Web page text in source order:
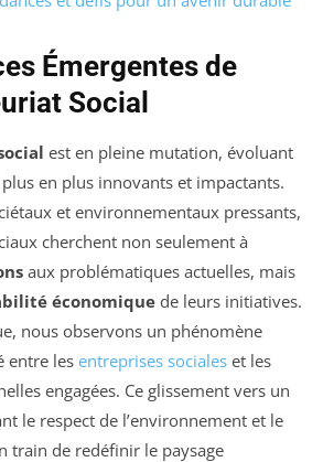
Émergentes de
Social
est en pleine mutation, évoluant
en plus innovants et impactants.
et environnementaux pressants,
cherchent non seulement à
aux problématiques actuelles, mais
économique de leurs initiatives.
nous observons un phénomène
entre les entreprises sociales et les
engagées. Ce glissement vers un
le respect de l’environnement et le
train de redéfinir le paysage